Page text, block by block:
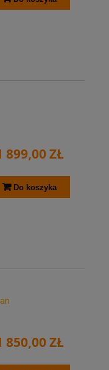
899,00 ZŁ
Do koszyka
850,00 ZŁ